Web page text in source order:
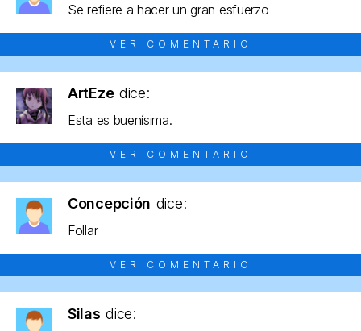
Se refiere a hacer un gran esfuerzo
VER COMENTARIO
ArtEze dice:
Esta es buenísima.
VER COMENTARIO
Concepción dice:
Follar
VER COMENTARIO
Silas dice: